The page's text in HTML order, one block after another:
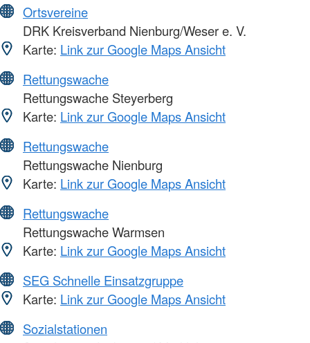
Ortsvereine
DRK Kreisverband Nienburg/Weser e. V.
Karte: Link zur Google Maps Ansicht
Rettungswache
Rettungswache Steyerberg
Karte: Link zur Google Maps Ansicht
Rettungswache
Rettungswache Nienburg
Karte: Link zur Google Maps Ansicht
Rettungswache
Rettungswache Warmsen
Karte: Link zur Google Maps Ansicht
SEG Schnelle Einsatzgruppe
Karte: Link zur Google Maps Ansicht
Sozialstationen